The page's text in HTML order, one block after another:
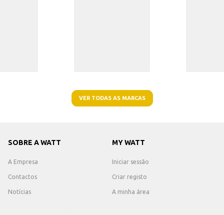
VER TODAS AS MARCAS
SOBRE A WATT
A Empresa
Contactos
Notícias
MY WATT
Iniciar sessão
Criar registo
A minha área